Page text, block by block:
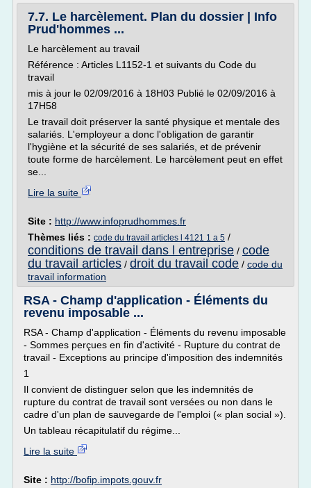
7.7. Le harcèlement. Plan du dossier | Info
Prud'hommes ...
Le harcèlement au travail
Référence : Articles L1152-1 et suivants du Code du
travail
mis à jour le 02/09/2016 à 18H03 Publié le 02/09/2016 à
17H58
Le travail doit préserver la santé physique et mentale des
salariés. L'employeur a donc l'obligation de garantir
l'hygiène et la sécurité de ses salariés, et de prévenir
toute forme de harcèlement. Le harcèlement peut en effet
se...
Lire la suite
Site : http://www.infoprudhommes.fr
Thèmes liés : code du travail articles l 4121 1 a 5 /
conditions de travail dans l entreprise / code
du travail articles / droit du travail code / code du
travail information
RSA - Champ d'application - Éléments du
revenu imposable ...
RSA - Champ d'application - Éléments du revenu imposable
- Sommes perçues en fin d'activité - Rupture du contrat de
travail - Exceptions au principe d'imposition des indemnités
1
Il convient de distinguer selon que les indemnités de
rupture du contrat de travail sont versées ou non dans le
cadre d'un plan de sauvegarde de l'emploi (« plan social »).
Un tableau récapitulatif du régime...
Lire la suite
Site : http://bofip.impots.gouv.fr